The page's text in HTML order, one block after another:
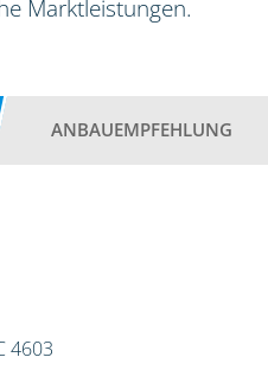
Marktleistungen.
ANBAUEMPFEHLUNG